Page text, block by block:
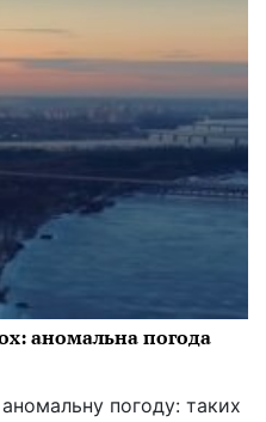
аномальна погода
погоду: таких